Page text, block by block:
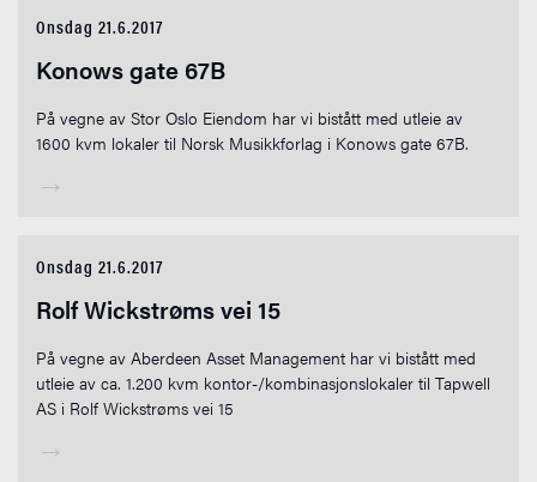
Onsdag 21.6.2017
Konows gate 67B
På vegne av Stor Oslo Eiendom har vi bistått med utleie av
1600 kvm lokaler til Norsk Musikkforlag i Konows gate 67B.
→
Onsdag 21.6.2017
Rolf Wickstrøms vei 15
På vegne av Aberdeen Asset Management har vi bistått med
utleie av ca. 1.200 kvm kontor-/kombinasjonslokaler til Tapwell
AS i Rolf Wickstrøms vei 15
→